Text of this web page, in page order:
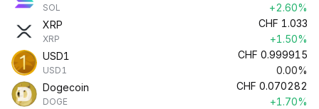
SOL
+2.60%
XRP
XRP
CHF 1.033
+1.50%
USD1
USD1
CHF 0.999915
0.00%
Dogecoin
DOGE
CHF 0.070282
+1.70%